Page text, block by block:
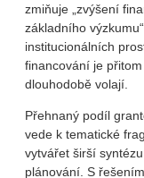
zmiňuje „zvýšení
základního
institucionálních
financování je
dlouhodobě volají.
Přehnaný podíl
vede k tematické
vytvářet širší
plánování. S